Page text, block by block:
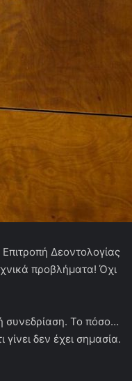
Δεοντολογίας
προβλήματα! Όχι
συνεδρίαση. Το πόσο…
δεν έχει σημασία.